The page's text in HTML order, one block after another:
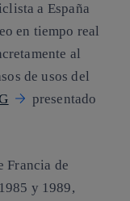
a España
en tiempo real
al
de usos del
presentado
Francia de
y 1989,